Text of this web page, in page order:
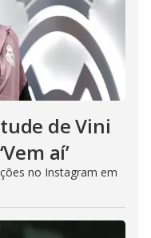
de Vini
aí’
no Instagram em